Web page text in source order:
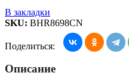
В закладки
SKU: BHR8698CN
Поделиться:
Описание